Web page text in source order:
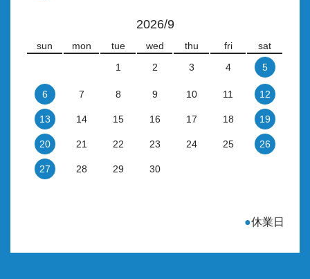
2026/9
sun mon tue wed thu fri
sat
1
2 3 4 5
6 7 8 9 10 11 12
13 14 15 16 17 18 19
20 21 22 23 24 25 26
27 28 29 30
●休業日